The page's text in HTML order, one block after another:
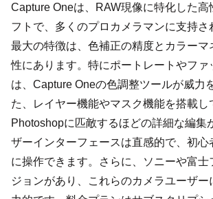
Capture Oneは、RAW現像に特化した高
フトで、多くのプロカメラマンに支持さ
最大の特徴は、色補正の精度とカラーマ
性にあります。特にポートレートやファ
は、Capture Oneの色調整ツールが威力
た、レイヤー機能やマスク機能を搭載し
Photoshopに匹敵するほどの詳細な編集
ザーインターフェースは直感的で、初心
に操作できます。さらに、ソニーや富士
ジョンがあり、これらのカメラユーザ